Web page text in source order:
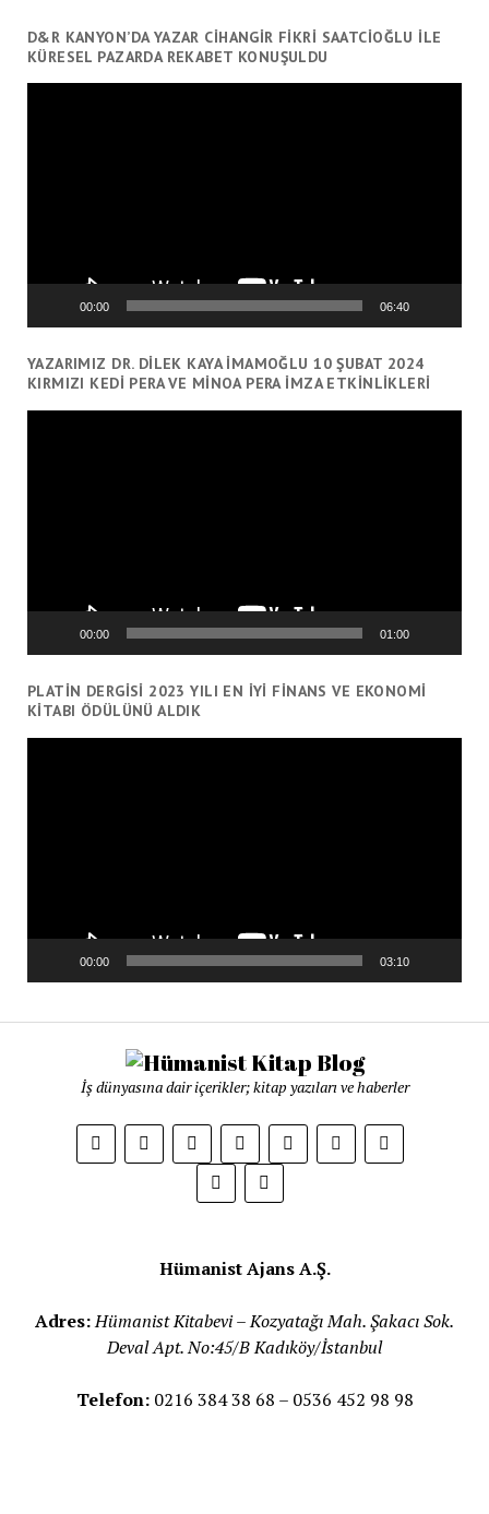
D&R KANYON’DA YAZAR CİHANGİR FİKRİ SAATCİOĞLU İLE
KÜRESEL PAZARDA REKABET KONUŞULDU
00:00 06:40
YAZARIMIZ DR. DILEK KAYA İMAMOĞLU 10 ŞUBAT 2024
KIRMIZI KEDI PERA VE MINOA PERA İMZA ETKINLIKLERI
00:00 01:00
PLATIN DERGISI 2023 YILI EN İYI FINANS VE EKONOMI
KITABI ÖDÜLÜNÜ ALDIK
00:00 03:10
İş dünyasına dair içerikler; kitap yazıları ve haberler
Hümanist Ajans A.Ş.
Adres:Hümanist Kitabevi – Kozyatağı Mah. Şakacı Sok.
Deval Apt. No:45/B Kadıköy/İstanbul
Telefon:0216 384 38 68 – 0536 452 98 98